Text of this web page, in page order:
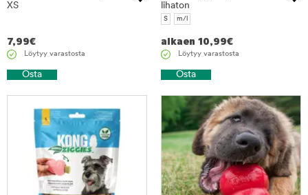
XS
7,99€
Löytyy varastosta
Osta
lihaton
S m/l
alkaen 10,99€
Löytyy varastosta
Osta